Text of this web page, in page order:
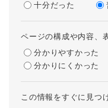
十分だった
ページの構成や内容、
分かりやすかった
分かりにくかった
この情報をすぐに見つ